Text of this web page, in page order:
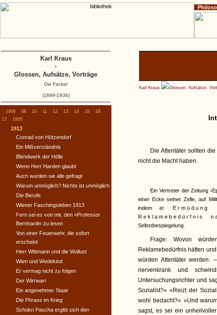
Karl Kraus Glossen, Aufsätze,
Die Attentäter sollten
nicht die Macht haben.
Ein Vertreter der Zeitung
einer Ecke seiner Zelle, auf
indem er Ermüdung
Reklamebedürfnis
Selbstbespiegelung.
Frage: Wovon
Reklamebedürfnis hätten
würden Attentäter
nervenkrank und
Untersuchungsrichter und
Sozialist?« »Reizt der
wohl bedacht?« »Und
sagst, es sei ein
1906 08 10 11 12 13 14 15
16
17
1920
1913
Conrad von Hötzendorf
Ein Mißverständnis
Blendwerk der Hölle
Wenn Herr Harden glaubt
Auch wurden sie alle gefragt
Warum unmöglich? Nichts ist unmöglich
Die Berufe
Wiener Faschingsleben 1913
Fern sei es von mir, den »Professor
Bernhardi« zu lesen
Von einer Feuerwehr, die sofort
erscheint
Herr Wittmarin und die Wollust
Wien und Wedekind
Er vermag nicht zu folgen
Der Wirrwarr
Ein angenehmer Staat
Die Phrase im Krieg
Schükri Pascha ergibt sich den
Karl Kraus
-
Glossen, Aufsätze, Vorträge
Die Fackel
(1899-1936)